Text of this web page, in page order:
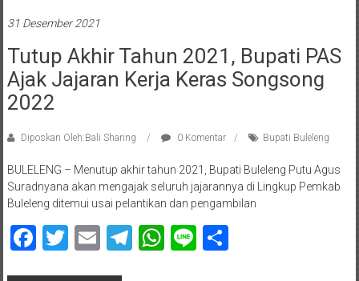
31 Desember 2021
Tutup Akhir Tahun 2021, Bupati PAS
Ajak Jajaran Kerja Keras Songsong
2022
Diposkan Oleh:Bali Sharing 0 Komentar Bupati Buleleng
BULELENG – Menutup akhir tahun 2021, Bupati Buleleng Putu Agus
Suradnyana akan mengajak seluruh jajarannya di Lingkup Pemkab
Buleleng ditemui usai pelantikan dan pengambilan
Facebook
Twitter
EmailTelegram
WhatsApp
LineShare